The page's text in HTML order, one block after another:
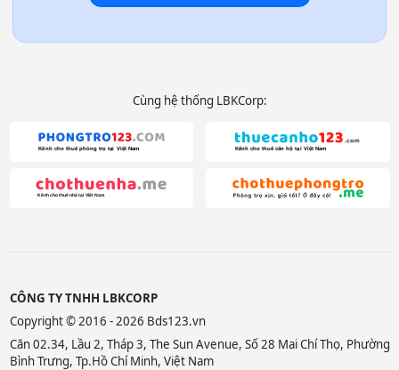
Cùng hệ thống LBKCorp:
CÔNG TY TNHH LBKCORP
Copyright © 2016 - 2026 Bds123.vn
Căn 02.34, Lầu 2, Tháp 3, The Sun Avenue, Số 28 Mai Chí Thọ, Phường
Bình Trưng, Tp.Hồ Chí Minh, Việt Nam